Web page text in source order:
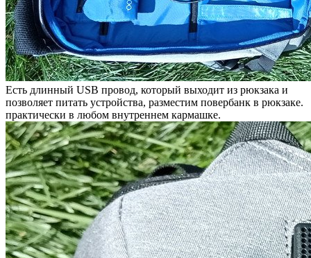
Есть длинный USB провод, который выходит из рюкзака и
позволяет питать устройства, разместим повербанк в рюкзаке.
практически в любом внутреннем кармашке.